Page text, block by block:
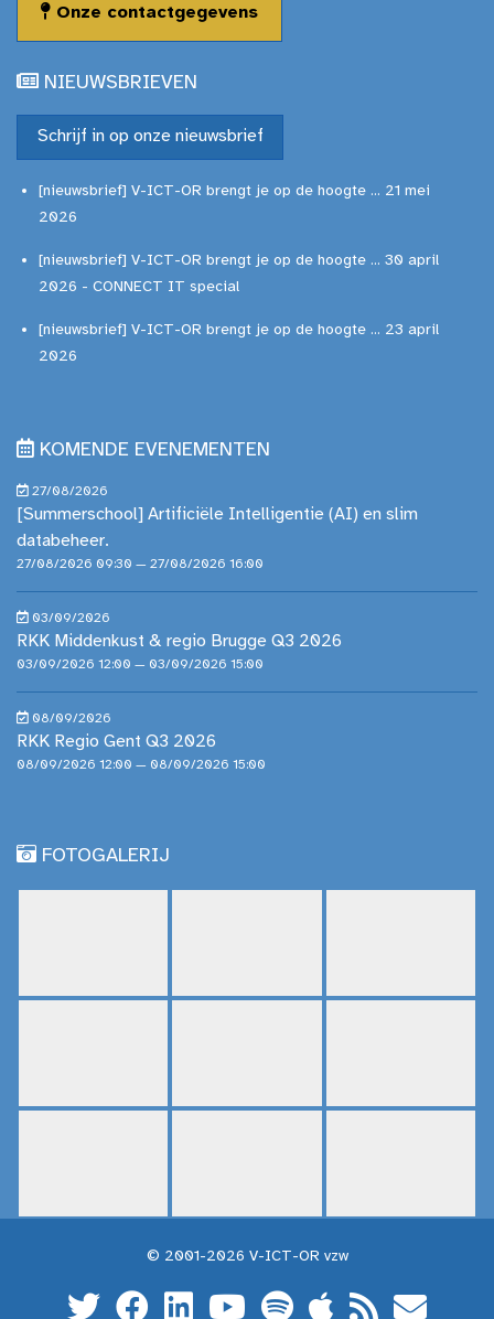
Onze contactgegevens
NIEUWSBRIEVEN
Schrijf in op onze nieuwsbrief
[nieuwsbrief] V-ICT-OR brengt je op de hoogte ... 21 mei
2026
[nieuwsbrief] V-ICT-OR brengt je op de hoogte ... 30 april
2026 - CONNECT IT special
[nieuwsbrief] V-ICT-OR brengt je op de hoogte ... 23 april
2026
KOMENDE EVENEMENTEN
27/08/2026
[Summerschool] Artificiële Intelligentie (AI) en slim
databeheer.
27/08/2026 09:30 — 27/08/2026 16:00
03/09/2026
RKK Middenkust & regio Brugge Q3 2026
03/09/2026 12:00 — 03/09/2026 15:00
08/09/2026
RKK Regio Gent Q3 2026
08/09/2026 12:00 — 08/09/2026 15:00
FOTOGALERIJ
© 2001-2026 V-ICT-OR vzw